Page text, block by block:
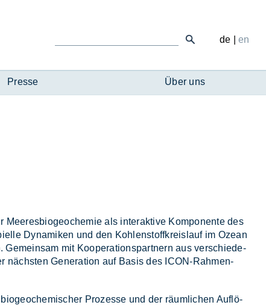
Presse Über uns
de |en
als in­ter­ak­ti­ve Kom­po­nen­te des
Dy­na­mi­ken und den Koh­len­stoff­kreis­lauf im Oze­an
mit Ko­ope­ra­ti­ons­part­nern aus ver­schie­de­
nächs­ten Ge­ne­ra­ti­on auf Ba­sis des ICON-Rah­men­
Pro­zes­se und der räum­li­chen Auf­lö­